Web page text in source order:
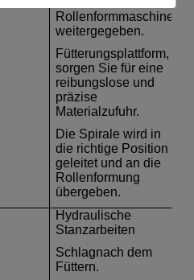
anpassbar).)
Um Schäden an der
Maschine durch
Aufprall während
des Betriebs zu
vermeiden, haben
wir für Sie eine
installiert.
Rollenformmaschine
weitergegeben.
Fütterungsplattform,
sorgen Sie für eine
reibungslose und
präzise
Materialzufuhr.
Die Spirale wird in
die richtige Position
geleitet und an die
Rollenformung
übergeben.
Hydraulische
Stanzarbeiten
Schlagnach dem
Füttern.